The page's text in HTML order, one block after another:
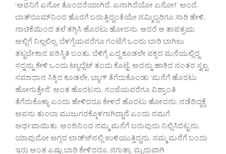
‘ಅವನಿಗೆ ಏನೋ ತೊಂದರೆಯಾಗಿದೆ. ಏನಾಗಿದೆಯೋ ಏನೋ!’ ಅಂದೆ.
ಬಾತ್‍ರೂಮ್‍ನಿಂದ ಹೊರಗೆ ಬರುತ್ತಿದ್ದಂತೆಯೇ ನಮ್ಮಿಬ್ಬರಿಗೂ ಸಾರಿ ಹೇಳಿ,
ನಾಚಿಕೆಯಿಂದ ತಲೆ ತಗ್ಗಿಸಿ ಹೊರಟು ಹೋದನು. ಆದರೆ ಆ ತಾಪತ್ರಯ
ಅಲ್ಲಿಗೆ ನಿಲ್ಲಲಿಲ್ಲ. ಬೆಳಗ್ಗೆಯವರೆಗೂ ಗಂಟೆಗೆ ಒಂದು ಬಾರಿ ಬಾಗಿಲು
ತಟ್ಟಬೇಕಾದ ಪರಿಸ್ಥಿತಿ ಬಂತು. ಬೆಳಿಗ್ಗೆ ಎದ್ದ ಕೂಡಲೇ ಪಕ್ಕದ ಮನೆಯಲ್ಲಿದ್ದ
ಸರ್‍ನನ್ನು ಕೇಳಿ ಒಂದು ಟ್ಯಾಬ್ಲೆಟ್ ತಂದು ಕೊಟ್ಟೆ. ಅದನ್ನು ಹಾಕಿದ ನಂತರ ಸ್ವಲ್ಪ
ಸಮಾಧಾನ ಸಿಕ್ಕಿದ ಕೂಡಲೇ, ಬ್ಯಾಗ್ ತೆಗೆದುಕೊಂಡು ‘ಮನೆಗೆ ಹೊರಟು
ಹೋಗುತ್ತೇನೆ’ ಅಂತ ಹೊರಟನು. ಸಂಜೆಯವರೆಗೂ ವಿಶ್ರಾಂತಿ
ತೆಗೆದುಕೊಳ್ಳು ಎಂದು ಹೇಳಿದರೂ ಕೇಳದೆ ಹೊರಟು ಹೋದನು. ನಡೆದಿದ್ದಕ್ಕೆ
ಅವನು ತುಂಬಾ ಮುಜುಗರಕ್ಕೊಳಗಾಗಿದ್ದಾನೆ ಎಂದು ನಮಗೆ
ಅರ್ಥವಾಯಿತು. ಅಂದಿನಿಂದ ನಮ್ಮ ಮನೆಗೆ ಬರುವುದು ನಿಲ್ಲಿಸಿಬಿಟ್ಟನು.
ಯಾವುದೋ ಅಗ್ಗದ ಲಾಡ್ಜ್‍ನಲ್ಲಿ ಉಳಿಯುತ್ತಿದ್ದನು. ನಮ್ಮ ಮನೆಗೆ ಬಂದು